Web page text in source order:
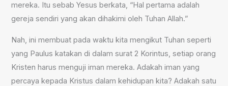
mereka. Itu sebab Yesus berkata, “Hal pertama adalah
gereja sendiri yang akan dihakimi oleh Tuhan Allah.”
Nah, ini membuat pada waktu kita mengikut Tuhan seperti
yang Paulus katakan di dalam surat 2 Korintus, setiap orang
Kristen harus menguji iman mereka. Adakah iman yang
percaya kepada Kristus dalam kehidupan kita? Adakah satu